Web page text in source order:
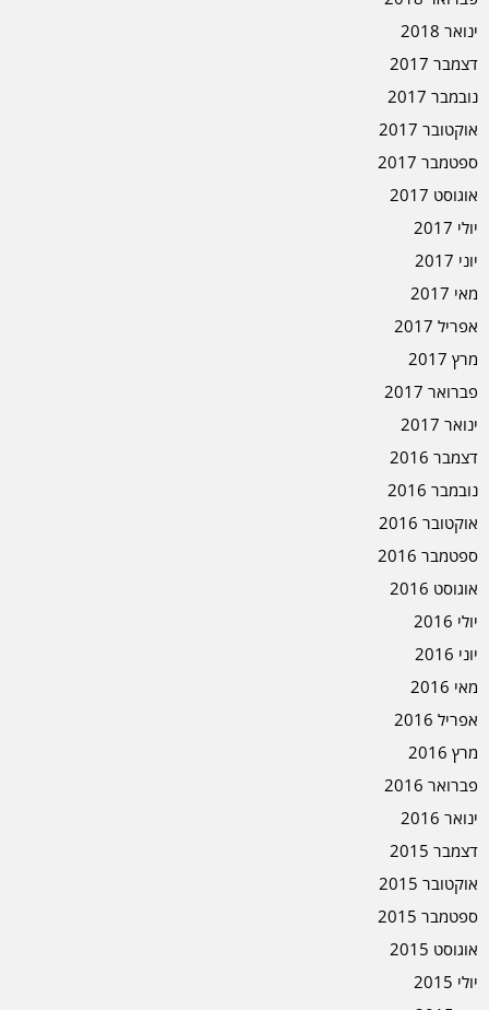
ינואר 2018
דצמבר 2017
נובמבר 2017
אוקטובר 2017
ספטמבר 2017
אוגוסט 2017
יולי 2017
יוני 2017
מאי 2017
אפריל 2017
מרץ 2017
פברואר 2017
ינואר 2017
דצמבר 2016
נובמבר 2016
אוקטובר 2016
ספטמבר 2016
אוגוסט 2016
יולי 2016
יוני 2016
מאי 2016
אפריל 2016
מרץ 2016
פברואר 2016
ינואר 2016
דצמבר 2015
אוקטובר 2015
ספטמבר 2015
אוגוסט 2015
יולי 2015